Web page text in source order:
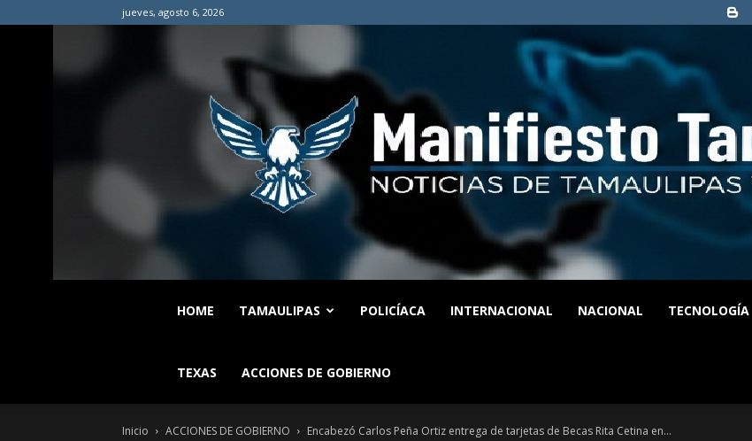
jueves, agosto 6, 2026
HOME TAMAULIPAS POLICÍACA INTERNACIONAL NACIONAL TECNOLOGÍA
TEXAS ACCIONES DE GOBIERNO
Inicio ACCIONES DE GOBIERNO Encabezó Carlos Peña Ortiz entrega de tarjetas de Becas Rita Cetina en...